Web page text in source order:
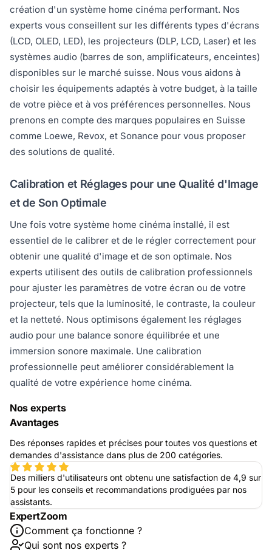
création d'un système home cinéma performant. Nos
experts vous conseillent sur les différents types d'écrans
(LCD, OLED, LED), les projecteurs (DLP, LCD, Laser) et les
systèmes audio (barres de son, amplificateurs, enceintes)
disponibles sur le marché suisse. Nous vous aidons à
choisir les équipements adaptés à votre budget, à la taille
de votre pièce et à vos préférences personnelles. Nous
prenons en compte des marques populaires en Suisse
comme Loewe, Revox, et Sonance pour vous proposer
des solutions de qualité.
Calibration et Réglages pour une Qualité d'Image
et de Son Optimale
Une fois votre système home cinéma installé, il est
essentiel de le calibrer et de le régler correctement pour
obtenir une qualité d'image et de son optimale. Nos
experts utilisent des outils de calibration professionnels
pour ajuster les paramètres de votre écran ou de votre
projecteur, tels que la luminosité, le contraste, la couleur
et la netteté. Nous optimisons également les réglages
audio pour une balance sonore équilibrée et une
immersion sonore maximale. Une calibration
professionnelle peut améliorer considérablement la
qualité de votre expérience home cinéma.
Nos experts
Avantages
Des réponses rapides et précises pour toutes vos questions et
demandes d'assistance dans plus de 200 catégories.
Des milliers d'utilisateurs ont obtenu une satisfaction de 4,9 sur
5 pour les conseils et recommandations prodiguées par nos
assistants.
ExpertZoom
Comment ça fonctionne ?
Qui sont nos experts ?